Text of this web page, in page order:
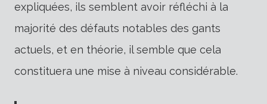
expliquées, ils semblent avoir réfléchi à la
majorité des défauts notables des gants
actuels, et en théorie, il semble que cela
constituera une mise à niveau considérable.